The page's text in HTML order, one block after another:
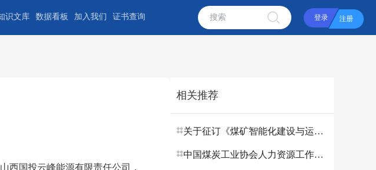
识文库 数据看板 加入我们 证书查询 登录 注册
国投云峰能源有限责任公司，
相关推荐
关于征订《煤矿智能化建设与运维指南》培训教材从书的通知
中国煤炭工业协会人力资源工作委员会2025年年会暨煤炭行业教育培训与实训（实习）基地建设现场会在哈尔滨召开